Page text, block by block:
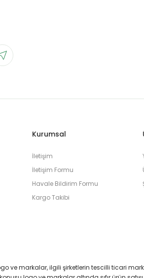
Kurumsal
İletişim
İletişim Formu
Havale Bildirim Formu
Kargo Takibi
ve markalar, ilgili şirketlerin tescilli ticari